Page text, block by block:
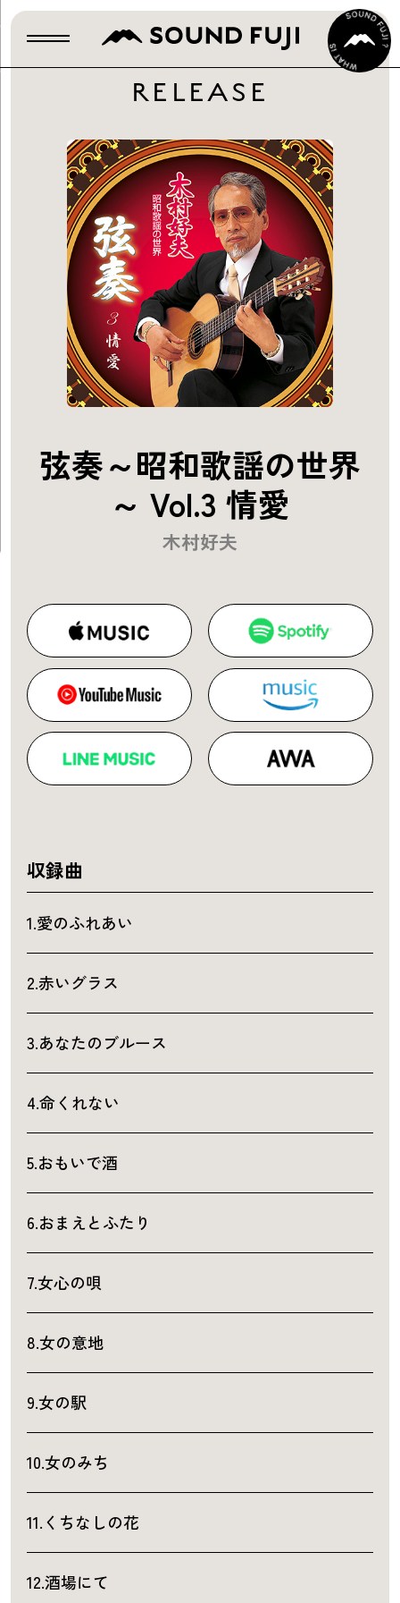
RELEASE
弦奏～昭和歌謡の世界
～ Vol.3 情愛
木村好夫
収録曲
1.愛のふれあい
2.赤いグラス
3.あなたのブルース
4.命くれない
5.おもいで酒
6.おまえとふたり
7.女心の唄
8.女の意地
9.女の駅
10.女のみち
11.くちなしの花
12.酒場にて